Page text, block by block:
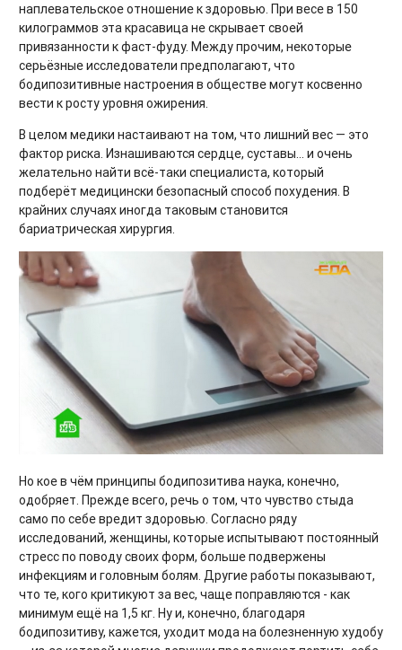
наплевательское отношение к здоровью. При весе в 150
килограммов эта красавица не скрывает своей
привязанности к фаст-фуду. Между прочим, некоторые
серьёзные исследователи предполагают, что
бодипозитивные настроения в обществе могут косвенно
вести к росту уровня ожирения.
В целом медики настаивают на том, что лишний вес — это
фактор риска. Изнашиваются сердце, суставы... и очень
желательно найти всё-таки специалиста, который
подберёт медицински безопасный способ похудения. В
крайних случаях иногда таковым становится
бариатрическая хирургия.
Но кое в чём принципы бодипозитива наука, конечно,
одобряет. Прежде всего, речь о том, что чувство стыда
само по себе вредит здоровью. Согласно ряду
исследований, женщины, которые испытывают постоянный
стресс по поводу своих форм, больше подвержены
инфекциям и головным болям. Другие работы показывают,
что те, кого критикуют за вес, чаще поправляются - как
минимум ещё на 1,5 кг. Ну и, конечно, благодаря
бодипозитиву, кажется, уходит мода на болезненную худобу